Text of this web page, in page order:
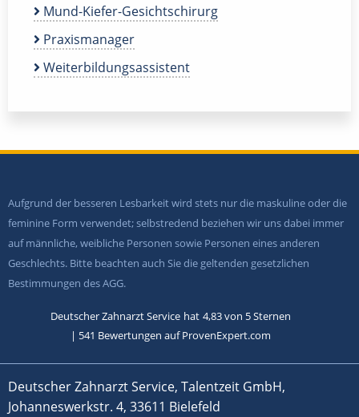
Mund-Kiefer-Gesichtschirurg
Praxismanager
Weiterbildungsassistent
Aufgrund der besseren Lesbarkeit wird stets nur die maskuline oder die
feminine Form verwendet; selbstredend beziehen wir uns dabei immer
auf männliche, weibliche Personen sowie Personen eines anderen
Geschlechts. Bitte beachten auch Sie die geltenden gesetzlichen
Bestimmungen des AGG.
Deutscher Zahnarzt Service hat 4,83von 5Sternen
| 541 Bewertungen auf ProvenExpert.com
Deutscher Zahnarzt Service, Talentzeit GmbH,
Johanneswerkstr. 4, 33611 Bielefeld